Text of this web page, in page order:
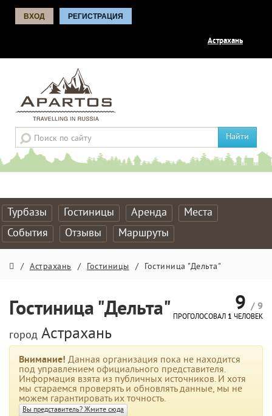
ВХОД РЕГИСТРАЦИЯ
Астрахань
Найти
Турбазы Гостиницы Аренда
Места
События
Отзывы Маршруты
/ Астрахань / Гостиницы / Гостиница "Дельта"
Гостиница "Дельта"
город Астрахань
9 / 9
ПРОГОЛОСОВАЛ 1 ЧЕЛОВЕК
Внимание! Данная организация пока не находится
под управлением официального представителя.
Информация взята из публичных источников. И хотя
мы стараемся проверять и обновлять данные, мы не
можем гарантировать их точность.
Вы представитель? Жмите сюда